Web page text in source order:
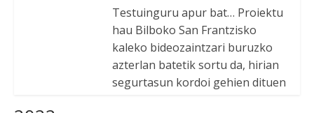
Testuinguru apur bat… Proiektu
hau Bilboko San Frantzisko
kaleko bideozaintzari buruzko
azterlan batetik sortu da, hirian
segurtasun kordoi gehien dituen